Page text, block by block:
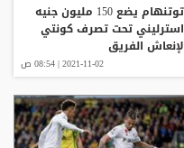
توتنهام يضع 150 مليون جنيه
استرليني تحت تصرف كونتي
لإنعاش الفريق
2021-11-02 | 08:54 ص